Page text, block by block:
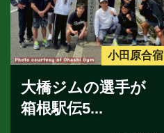
小田原合宿
大橋ジムの選手が
箱根駅伝5...